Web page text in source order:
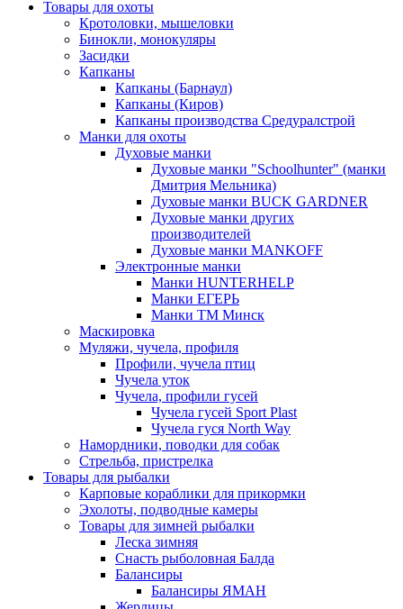
Товары для охоты
Кротоловки, мышеловки
Бинокли, монокуляры
Засидки
Капканы
Капканы (Барнаул)
Капканы (Киров)
Капканы производства Средуралстрой
Манки для охоты
Духовые манки
Духовые манки "Schoolhunter" (манки
Дмитрия Мельника)
Духовые манки BUCK GARDNER
Духовые манки других
производителей
Духовые манки MANKOFF
Электронные манки
Манки HUNTERHELP
Манки ЕГЕРЬ
Манки ТМ Минск
Маскировка
Муляжи, чучела, профиля
Профили, чучела птиц
Чучела уток
Чучела, профили гусей
Чучела гусей Sport Plast
Чучела гуся North Way
Намордники, поводки для собак
Стрельба, пристрелка
Товары для рыбалки
Карповые кораблики для прикормки
Эхолоты, подводные камеры
Товары для зимней рыбалки
Леска зимняя
Снасть рыболовная Балда
Балансиры
Балансиры ЯМАН